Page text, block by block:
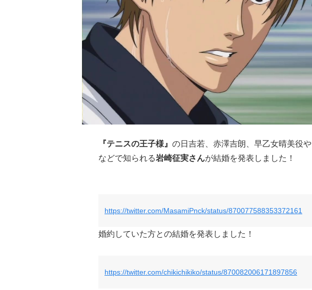
『テニスの王子様』 の日吉若、赤澤吉朗、早乙女晴美役や
などで知られる岩崎征実さんが結婚を発表しました！
https://twitter.com/MasamiPnck/status/870077588353372161
婚約していた方との結婚を発表しました！
https://twitter.com/chikichikiko/status/870082006171897856